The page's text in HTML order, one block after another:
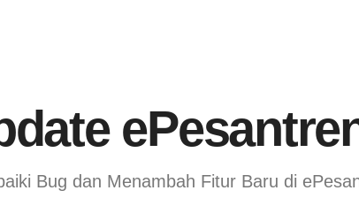
Bug dan Menambah Fitur Baru di